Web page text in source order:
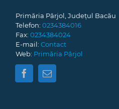
Primăria Pârjol, Județul Bacău
Telefon: 0234384016
Fax: 0234384024
E-mail: Contact
Web: Primăria Pârjol